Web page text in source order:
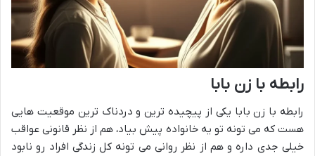
رابطه با زن بابا
رابطه با زن بابا یکی از پیچیده ترین و دردناک ترین موقعیت هایی
هست که می تونه تو یه خانواده پیش بیاد، هم از نظر قانونی عواقب
خیلی جدی داره و هم از نظر روانی می تونه کل زندگی افراد رو نابود